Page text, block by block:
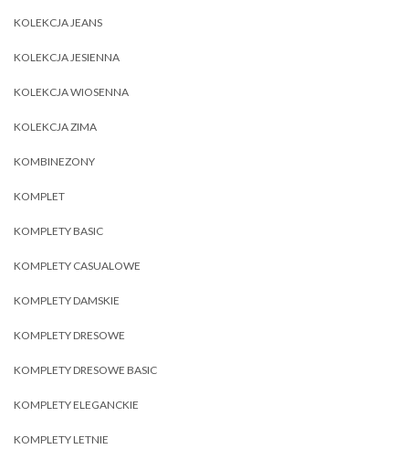
KOLEKCJA JEANS
KOLEKCJA JESIENNA
KOLEKCJA WIOSENNA
KOLEKCJA ZIMA
KOMBINEZONY
KOMPLET
KOMPLETY BASIC
KOMPLETY CASUALOWE
KOMPLETY DAMSKIE
KOMPLETY DRESOWE
KOMPLETY DRESOWE BASIC
KOMPLETY ELEGANCKIE
KOMPLETY LETNIE